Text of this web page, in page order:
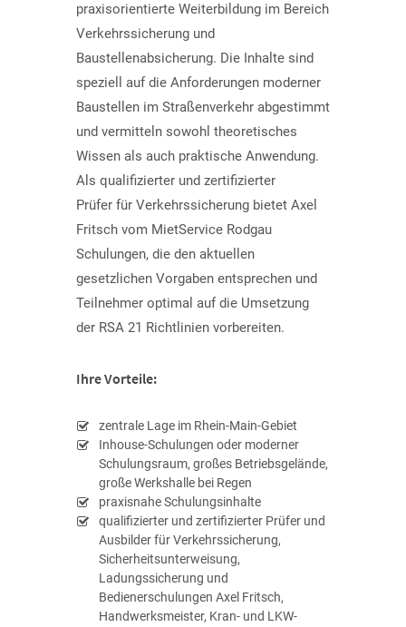
praxisorientierte Weiterbildung im Bereich
Verkehrssicherung und
Baustellenabsicherung. Die Inhalte sind
speziell auf die Anforderungen moderner
Baustellen im Straßenverkehr abgestimmt
und vermitteln sowohl theoretisches
Wissen als auch praktische Anwendung.
Als qualifizierter und zertifizierter
Prüfer für Verkehrssicherung bietet Axel
Fritsch vom MietService Rodgau
Schulungen, die den aktuellen
gesetzlichen Vorgaben ent­sprechen und
Teil­nehmer optimal auf die Umsetzung
der RSA 21 Richtlinien vorbereiten.
Ihre Vorteile:
zentrale Lage im Rhein-Main-Gebiet
Inhouse-Schulungen oder moderner
Schulungsraum, großes Betriebsgelände,
große Werkshalle bei Regen
praxisnahe Schulungsinhalte
qualifizierter und zertifizierter Prüfer und
Ausbilder für Verkehrssicherung,
Sicherheitsunterweisung,
Ladungssicherung und
Bedienerschulungen Axel Fritsch,
Handwerks­meister, Kran- und LKW-